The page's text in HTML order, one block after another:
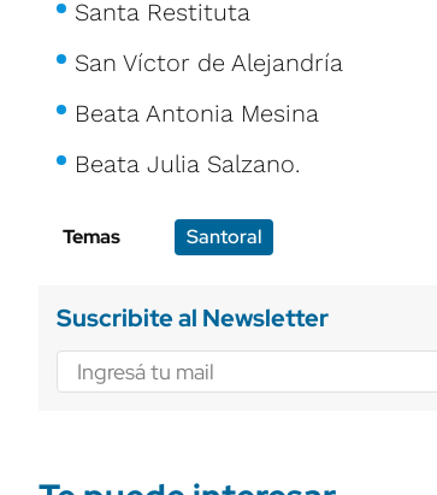
Santa Restituta
San Víctor de Alejandría
Beata Antonia Mesina
Beata Julia Salzano.
Temas Santoral
Suscribite al Newsletter